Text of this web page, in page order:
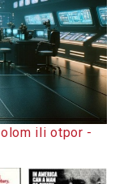
ili otpor -